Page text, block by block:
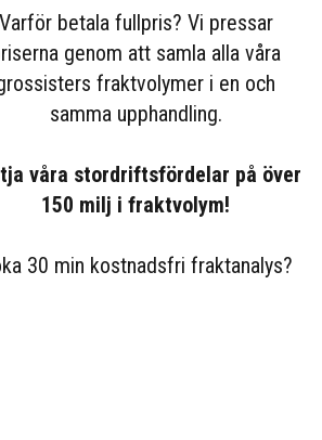
Varför betala fullpris? Vi pressar
genom att samla alla våra
fraktvolymer i en och
samma upphandling.
våra stordriftsfördelar på över
150 milj i fraktvolym!
30 min kostnadsfri fraktanalys?